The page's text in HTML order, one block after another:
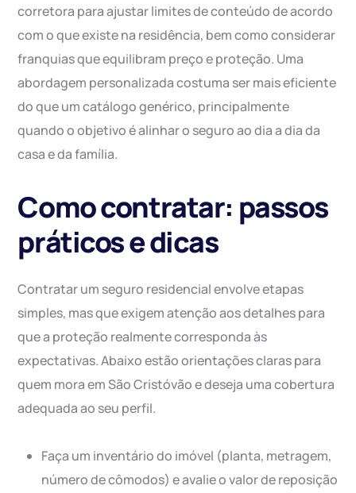
corretora para ajustar limites de conteúdo de acordo
com o que existe na residência, bem como considerar
franquias que equilibram preço e proteção. Uma
abordagem personalizada costuma ser mais eficiente
do que um catálogo genérico, principalmente
quando o objetivo é alinhar o seguro ao dia a dia da
casa e da família.
Como contratar: passos
práticos e dicas
Contratar um seguro residencial envolve etapas
simples, mas que exigem atenção aos detalhes para
que a proteção realmente corresponda às
expectativas. Abaixo estão orientações claras para
quem mora em São Cristóvão e deseja uma cobertura
adequada ao seu perfil.
Faça um inventário do imóvel (planta, metragem,
número de cômodos) e avalie o valor de reposição